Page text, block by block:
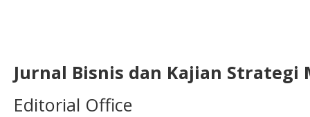
Jurnal Bisnis dan Kajian Strategi
Editorial Office